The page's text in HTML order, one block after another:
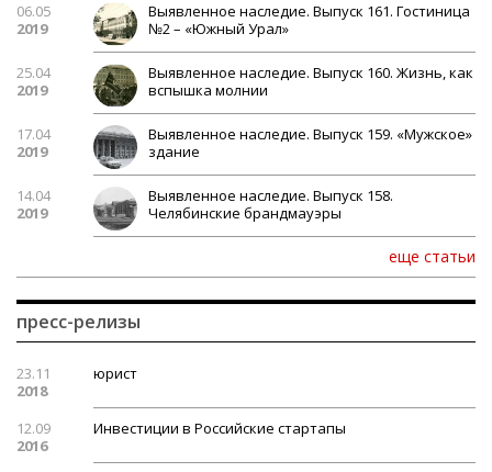
06.05
2019
Выявленное наследие. Выпуск 161. Гостиница
№2 – «Южный Урал»
25.04
2019
Выявленное наследие. Выпуск 160. Жизнь, как
вспышка молнии
17.04
2019
Выявленное наследие. Выпуск 159. «Мужское»
здание
14.04
2019
Выявленное наследие. Выпуск 158.
Челябинские брандмауэры
еще статьи
пресс-релизы
23.11
2018
юрист
12.09
2016
Инвестиции в Российские стартапы